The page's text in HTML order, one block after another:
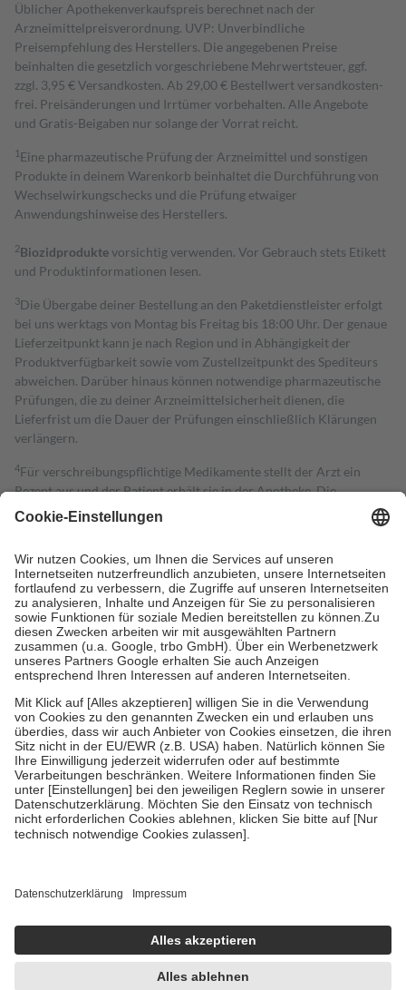
Üblicher Apothekenverkaufspreis berechnet nach der
Arzneimittelpreisverordnung. UVP: Unverbindliche
Preisempfehlung des Herstellers. Die angegebenen Preise
beinhalten die gesetzlich vorgeschriebene Mehrwertsteuer, ggf.
zzgl. 3,95 € Versandkosten. Ab 29,00 € Bestell­wert versand­kosten­
frei. Preisänderungen und Irrtümer vorbehalten. Alle Angebote
und Gratis-Beigaben nur solange der Vorrat reicht.
1 Eine pharmazeutische Prüfung der Arzneimittel und sonstigen
Produkte in deinem Warenkorb beinhaltet die Durchführung von
Wechselwirkungschecks und die Prüfung etwaiger
Anwendungshinweise des Herstellers.
2Biozidproduktevorsichtig verwenden. Vor Gebrauch stets Etikett
und Produktinformationen lesen.
3Die Übergabe deiner Bestellung an den Paketdienstleister erfolgt
bei uns werktags von Montag bis Freitag bis 18:00 Uhr. Der genaue
Lieferzeitpunkt kann je nach Region und in Abhängigkeit der
Produktverfügbarkeit sowie vom Zustellzeitpunkt des Spediteurs
abweichen. Darüber hinaus können notwendige pharmazeutische
Prüfungen, die zu deiner Arzneimittelsicherheit dienen, die
Lieferfrist um die Dauer der Prüfungen einschließlich Klärungen
verlängern.
4Für verschreibungspflichtige Medikamente stellt der Arzt ein
Rezept aus und der Patient erhält sie in der Apotheke. Die
gesetzliche Krankenversicherung übernimmt in der Regel die
Kosten dafür, der Versicherte trägt einen Teil davon als Zuzahlung
Grundsätzlich leisten Mitglieder Zuzahlungen in Höhe von zehn
Prozent des Abgabepreises,mindestens jedochfünf Euround
höchstens zehn Euro.Es sind jedoch nie mehr als die tatsächlichen
Kosten der Leistung zu entrichten.
Diese Regeln gelten grundsätzlich auch für Online-Apotheken.
Bei Heilmitteln und häuslicher Krankenpflege beträgt die
Zuzahlung zehn Prozent der Kosten sowie zehn Euro je
Verordnung.
Um das Engagement der Versicherten für ihre eigene Gesundheit zu
stärken und die besondere Stellung der Familie zu unterstützen,
fallenkeine Zuzahlungenan bei:
• Kindern und Jugendlichen bis zum vollendeten 18. Lebensjahr
mit Ausnahme der Fahrkosten
• Untersuchungen zur Vorsorge und Früherkennung, die von der
GKV getragen werden
Einholung von Bewertungen. Trusted Shops hat Maßnahmen
getroffen, um sicherzustellen, dass es sich um echte Bewertungen
handelt. Mehr Informationen findest du hier:
https://help.etrusted.com/hc/de/articles/4419944605341